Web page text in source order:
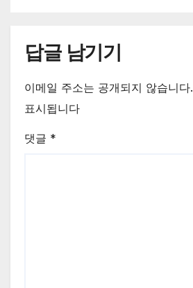
답글 남기기
이메일 주소는 공개되지 않습니다.
표시됩니다
댓글 *